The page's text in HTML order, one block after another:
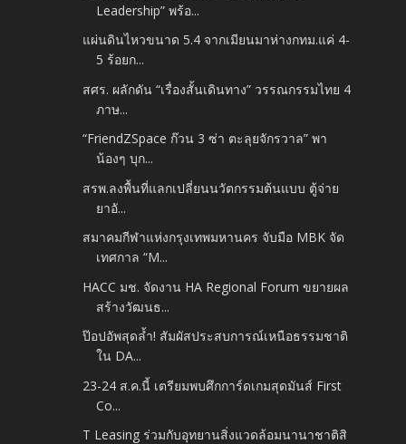
Leadership” พร้อ...
แผ่นดินไหวขนาด 5.4 จากเมียนมาห่างกทม.แค่ 4-
5 ร้อยก...
สศร. ผลักดัน “เรื่องสั้นเดินทาง” วรรณกรรมไทย 4
ภาษ...
“FriendZSpace ก๊วน 3 ซ่า ตะลุยจักรวาล” พา
น้องๆ บุก...
สรพ.ลงพื้นที่แลกเปลี่ยนนวัตกรรมต้นแบบ ตู้จ่าย
ยาอั...
สมาคมกีฬาแห่งกรุงเทพมหานคร จับมือ MBK จัด
เทศกาล “M...
HACC มช. จัดงาน HA Regional Forum ขยายผล
สร้างวัฒนธ...
ป๊อปอัพสุดล้ำ! สัมผัสประสบการณ์เหนือธรรมชาติ
ใน DA...
23-24 ส.ค.นี้ เตรียมพบศึกการ์ดเกมสุดมันส์ First
Co...
T Leasing ร่วมกับอุทยานสิ่งแวดล้อมนานาชาติสิ